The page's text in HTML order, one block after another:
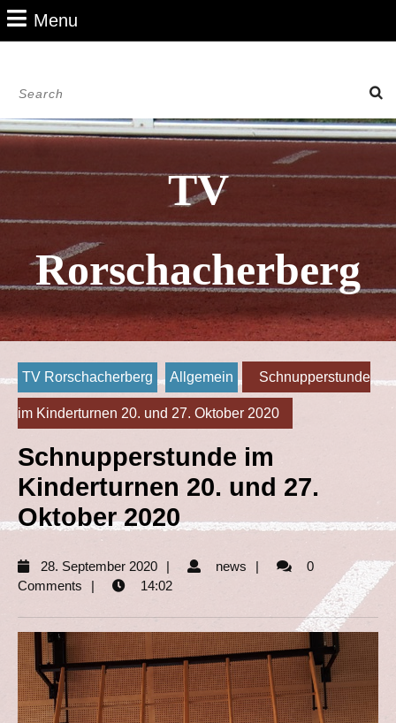
Skip
to
Menu
Search
TV
Rorschacherberg
TV Rorschacherberg Allgemein Schnupperstunde
im Kinderturnen 20. und 27. Oktober 2020
Schnupperstunde im
Kinderturnen 20. und 27.
Oktober 2020
28. September 2020
28.
news news
0
Comments
14:02